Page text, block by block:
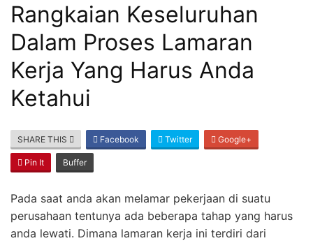
Rangkaian Keseluruhan
Dalam Proses Lamaran
Kerja Yang Harus Anda
Ketahui
SHARE THIS Facebook Twitter Google+
Pin It Buffer
Pada saat anda akan melamar pekerjaan di suatu
perusahaan tentunya ada beberapa tahap yang harus
anda lewati. Dimana lamaran kerja ini terdiri dari